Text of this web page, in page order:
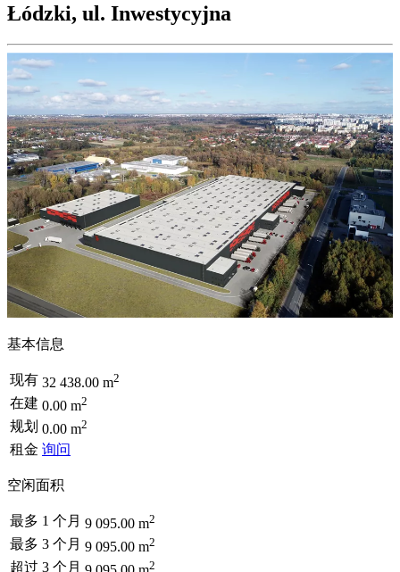
Łódzki, ul. Inwestycyjna
基本信息
现有 32 438.00 m2
在建 0.00 m2
规划 0.00 m2
租金 询问
空闲面积
最多 1 个月 9 095.00 m2
最多 3 个月 9 095.00 m2
超过 3 个月 2